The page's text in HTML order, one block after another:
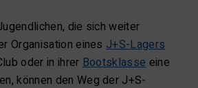
die sich weiter
Organisation eines J+S-Lagers
oder in ihrer Bootsklasse eine
können den Weg der J+S-